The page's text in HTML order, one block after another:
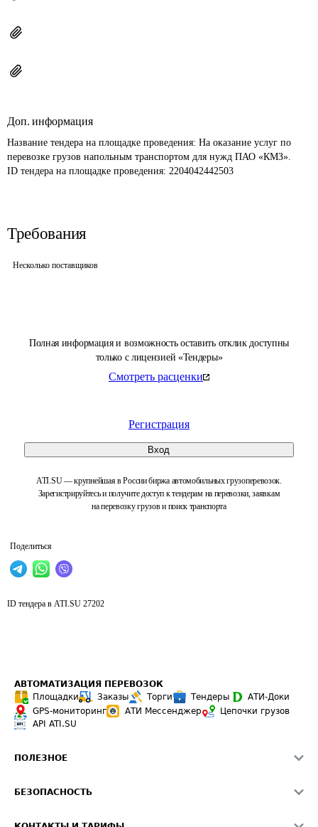
Полная информация и возможность оставить отклик доступны
только с лицензией «Тендеры»
Смотреть расценки
Регистрация
Вход
ATI.SU — крупнейшая в России биржа автомобильных грузоперевозок.
Зарегистрируйтесь и получите доступ к тендерам на перевозки, заявкам
на перевозку грузов и поиск транспорта
Поделиться
Доп. информация
Название тендера на площадке проведения: На оказание услуг по
перевозке грузов напольным транспортом для нужд ПАО «КМЗ».
ID тендера на площадке проведения: 2204042442503
Требования
Несколько поставщиков
ID тендера в ATI.SU 27202
АВТОМАТИЗАЦИЯ ПЕРЕВОЗОК
Площадки
Заказы Торги Тендеры
АТИ-Доки
GPS-мониторинг
АТИ Мессенджер
Цепочки грузов
API ATI.SU
ПОЛЕЗНОЕ
Звезды ATI.SU на вашем сайте
БЕЗОПАСНОСТЬ